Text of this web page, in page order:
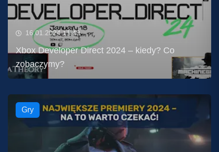
16.01.2024 11:49
Xbox Developer Direct 2024 – kiedy? Co
zobaczymy?
Gry